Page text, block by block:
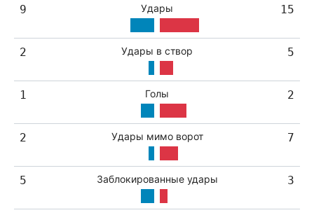
9 Удары 15
2 Удары в створ 5
1 Голы 2
2 Удары мимо ворот 7
5 Заблокированные удары 3